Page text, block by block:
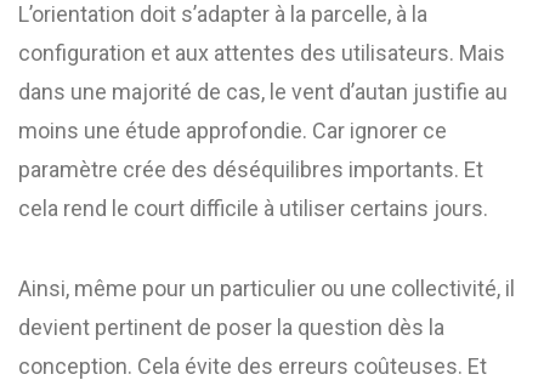
L’orientation doit s’adapter à la parcelle, à la
configuration et aux attentes des utilisateurs. Mais
dans une majorité de cas, le vent d’autan justifie au
moins une étude approfondie. Car ignorer ce
paramètre crée des déséquilibres importants. Et
cela rend le court difficile à utiliser certains jours.
Ainsi, même pour un particulier ou une collectivité, il
devient pertinent de poser la question dès la
conception. Cela évite des erreurs coûteuses. Et